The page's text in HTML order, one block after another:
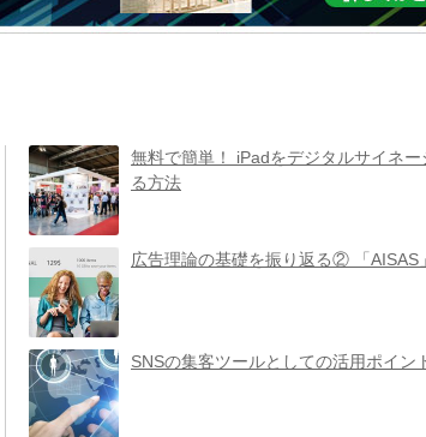
無料で簡単！ iPadをデジタルサイネー
る方法
広告理論の基礎を振り返る② 「AISAS
SNSの集客ツールとしての活用ポイン